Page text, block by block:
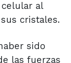
al
cristales.
sido
las fuerzas